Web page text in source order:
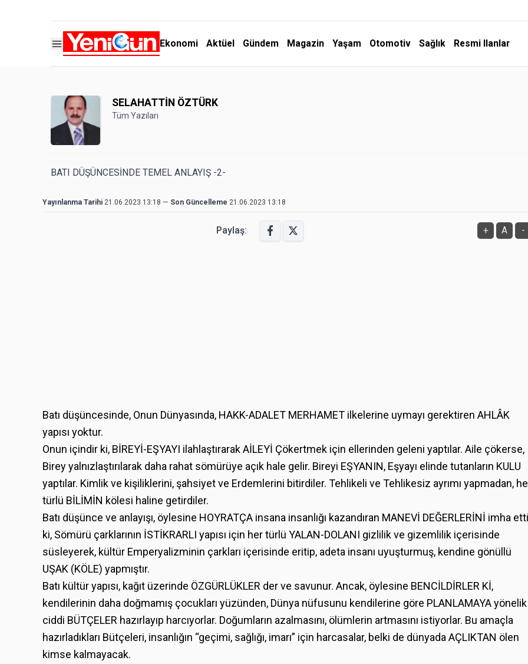
Ekonomi Aktüel Gündem Magazin Yaşam Otomotiv Sağlık Resmi Ilanlar
SELAHATTİN ÖZTÜRK
Tüm Yazıları
BATI DÜŞÜNCESİNDE TEMEL ANLAYIŞ -2-
Yayınlanma Tarihi 21.06.2023 13:18 — Son Güncelleme 21.06.2023 13:18
Paylaş: + A -
Batı düşüncesinde, Onun Dünyasında, HAKK-ADALET MERHAMET ilkelerine uymayı gerektiren AHLÂK
yapısı yoktur.
Onun içindir ki, BİREYİ-EŞYAYI ilahlaştırarak AİLEYİ Çökertmek için ellerinden geleni yaptılar. Aile çökerse,
Birey yalnızlaştırılarak daha rahat sömürüye açık hale gelir. Bireyi EŞYANIN, Eşyayı elinde tutanların KULU
yaptılar. Kimlik ve kişiliklerini, şahsiyet ve Erdemlerini bitirdiler. Tehlikeli ve Tehlikesiz ayrımı yapmadan,
türlü BİLİMİN kölesi haline getirdiler.
Batı düşünce ve anlayışı, öylesine HOYRATÇA insana insanlığı kazandıran MANEVİ DEĞERLERİNİ imha etti
ki, Sömürü çarklarının İSTİKRARLI yapısı için her türlü YALAN-DOLANI gizlilik ve gizemlilik içerisinde
süsleyerek, kültür Emperyalizminin çarkları içerisinde eritip, adeta insanı uyuşturmuş, kendine gönüllü
UŞAK (KÖLE) yapmıştır.
Batı kültür yapısı, kağıt üzerinde ÖZGÜRLÜKLER der ve savunur. Ancak, öylesine BENCİLDİRLER Kİ,
kendilerinin daha doğmamış çocukları yüzünden, Dünya nüfusunu kendilerine göre PLANLAMAYA yönelik
ciddi BÜTÇELER hazırlayıp harcıyorlar. Doğumların azalmasını, ölümlerin artmasını istiyorlar. Bu amaçla
hazırladıkları Bütçeleri, insanlığın “geçimi, sağlığı, imarı” için harcasalar, belki de dünyada AÇLIKTAN ölen
kimse kalmayacak.